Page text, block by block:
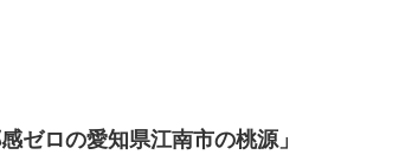
ゼロの愛知県江南市の桃源」